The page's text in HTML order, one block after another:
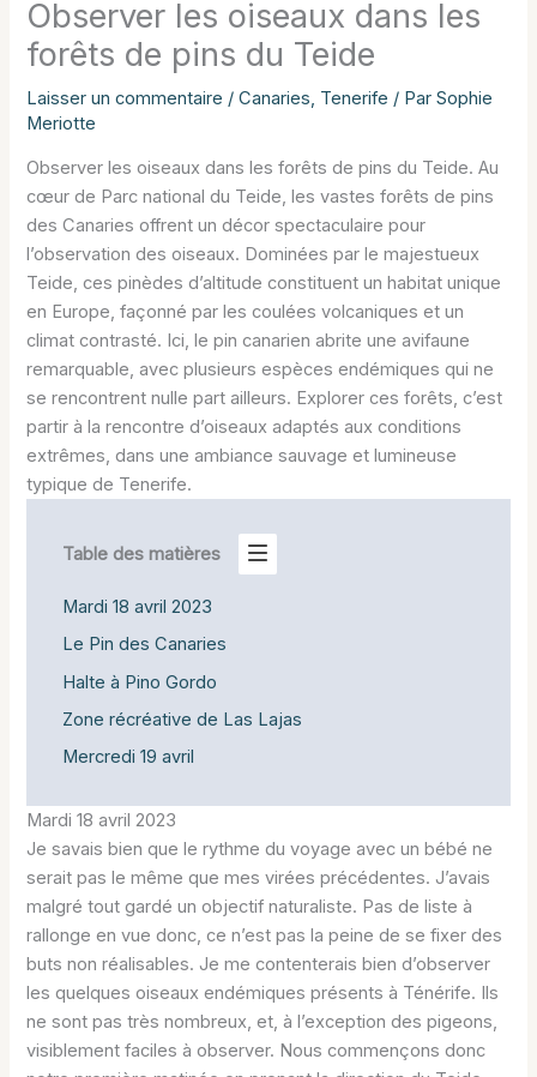
Observer les oiseaux dans les
forêts de pins du Teide
Laisser un commentaire /Canaries, Tenerife / ParSophie
Meriotte
Observer les oiseaux dans les forêts de pins du Teide. Au
cœur de Parc national du Teide, les vastes forêts de pins
des Canaries offrent un décor spectaculaire pour
l’observation des oiseaux. Dominées par le majestueux
Teide, ces pinèdes d’altitude constituent un habitat unique
en Europe, façonné par les coulées volcaniques et un
climat contrasté. Ici, le pin canarien abrite une avifaune
remarquable, avec plusieurs espèces endémiques qui ne
se rencontrent nulle part ailleurs. Explorer ces forêts, c’est
partir à la rencontre d’oiseaux adaptés aux conditions
extrêmes, dans une ambiance sauvage et lumineuse
typique de Tenerife.
Table des matières
Mardi 18 avril 2023
Le Pin des Canaries
Halte à Pino Gordo
Zone récréative de Las Lajas
Mercredi 19 avril
Mardi 18 avril 2023
Je savais bien que le rythme du voyage avec un bébé ne
serait pas le même que mes virées précédentes. J’avais
malgré tout gardé un objectif naturaliste. Pas de liste à
rallonge en vue donc, ce n’est pas la peine de se fixer des
buts non réalisables. Je me contenterais bien d’observer
les quelques oiseaux endémiques présents à Ténérife. Ils
ne sont pas très nombreux, et, à l’exception des pigeons,
visiblement faciles à observer. Nous commençons donc